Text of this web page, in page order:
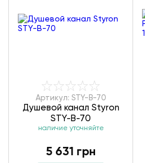
Артикул: STY-B-70
Душевой канал Styron
STY-B-70
наличие уточняйте
5 631 грн